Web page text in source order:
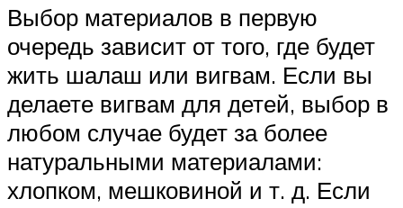
Выбор материалов в первую
очередь зависит от того, где будет
жить шалаш или вигвам. Если вы
делаете вигвам для детей, выбор в
любом случае будет за более
натуральными материалами:
хлопком, мешковиной и т. д. Если